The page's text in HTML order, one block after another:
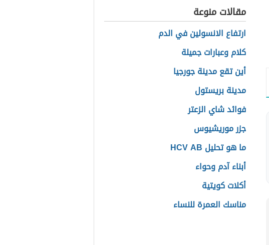
مقالات منوعة
ارتفاع الانسولين في الدم
كلام وعبارات جميلة
أين تقع مدينة جورجيا
مدينة بريستول
فوائد شاي الزعتر
جزر موريشيوس
ما هو تحليل HCV AB
أبناء آدم وحواء
أكلات كويتية
مناسك العمرة للنساء